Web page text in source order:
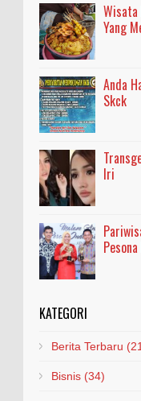
Wisata
Yang
Anda
Skck
Iri
KATEGORI
Berita Terbaru
Bisnis (34)